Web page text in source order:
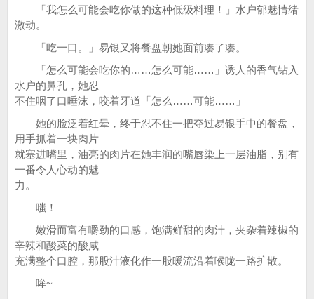
「我怎么可能会吃你做的这种低级料理！」水户郁魅情绪
激动。
「吃一口。」易银又将餐盘朝她面前凑了凑。
「怎么可能会吃你的……怎么可能……」诱人的香气钻入
水户的鼻孔，她忍
不住咽了口唾沫，咬着牙道「怎么……可能……」
她的脸泛着红晕，终于忍不住一把夺过易银手中的餐盘，
用手抓着一块肉片
就塞进嘴里，油亮的肉片在她丰润的嘴唇染上一层油脂，别有
一番令人心动的魅
力。
嗤！
嫩滑而富有嚼劲的口感，饱满鲜甜的肉汁，夹杂着辣椒的
辛辣和酸菜的酸咸
充满整个口腔，那股汁液化作一股暖流沿着喉咙一路扩散。
哞~